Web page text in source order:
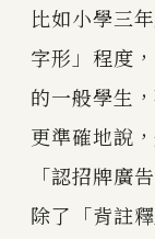
比如小學三
字形」程度
的一般學生
更準確地說
「認招牌廣
除了「背註